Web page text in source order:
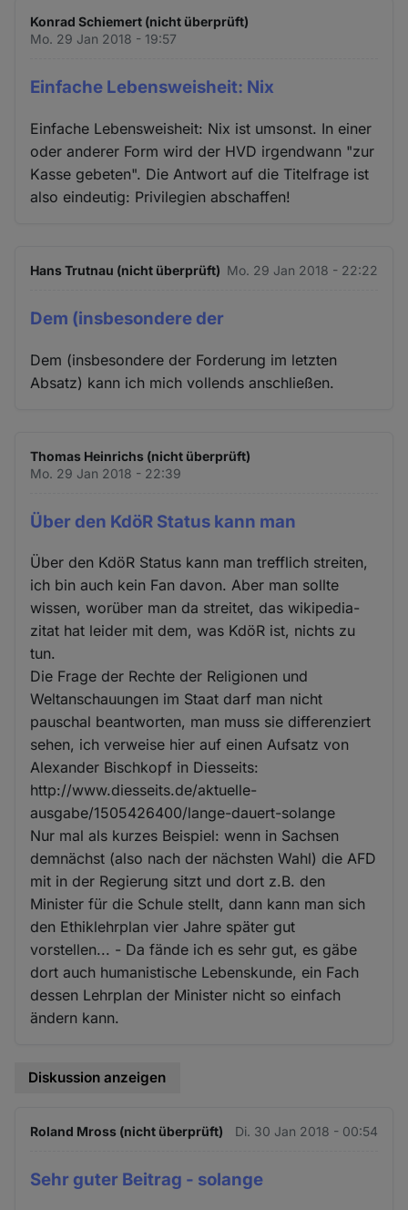
Konrad Schiemert (nicht überprüft)
Mo. 29 Jan 2018 - 19:57
Einfache Lebensweisheit: Nix
Einfache Lebensweisheit: Nix ist umsonst. In einer
oder anderer Form wird der HVD irgendwann "zur
Kasse gebeten". Die Antwort auf die Titelfrage ist
also eindeutig: Privilegien abschaffen!
Hans Trutnau (nicht überprüft) Mo. 29 Jan 2018 - 22:22
Dem (insbesondere der
Dem (insbesondere der Forderung im letzten
Absatz) kann ich mich vollends anschließen.
Thomas Heinrichs (nicht überprüft)
Mo. 29 Jan 2018 - 22:39
Über den KdöR Status kann man
Über den KdöR Status kann man trefflich streiten,
ich bin auch kein Fan davon. Aber man sollte
wissen, worüber man da streitet, das wikipedia-
zitat hat leider mit dem, was KdöR ist, nichts zu
tun.
Die Frage der Rechte der Religionen und
Weltanschauungen im Staat darf man nicht
pauschal beantworten, man muss sie differenziert
sehen, ich verweise hier auf einen Aufsatz von
Alexander Bischkopf in Diesseits:
http://www.diesseits.de/aktuelle-
ausgabe/1505426400/lange-dauert-solange
Nur mal als kurzes Beispiel: wenn in Sachsen
demnächst (also nach der nächsten Wahl) die AFD
mit in der Regierung sitzt und dort z.B. den
Minister für die Schule stellt, dann kann man sich
den Ethiklehrplan vier Jahre später gut
vorstellen... - Da fände ich es sehr gut, es gäbe
dort auch humanistische Lebenskunde, ein Fach
dessen Lehrplan der Minister nicht so einfach
ändern kann.
Diskussion anzeigen
Roland Mross (nicht überprüft) Di. 30 Jan 2018 - 00:54
Sehr guter Beitrag - solange